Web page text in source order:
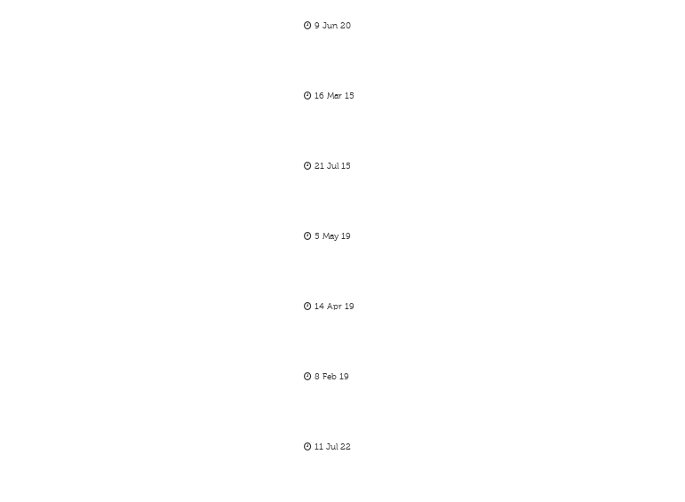
9 Jun 20
16 Mar 15
21 Jul 15
5 May 19
14 Apr 19
8 Feb 19
11 Jul 22